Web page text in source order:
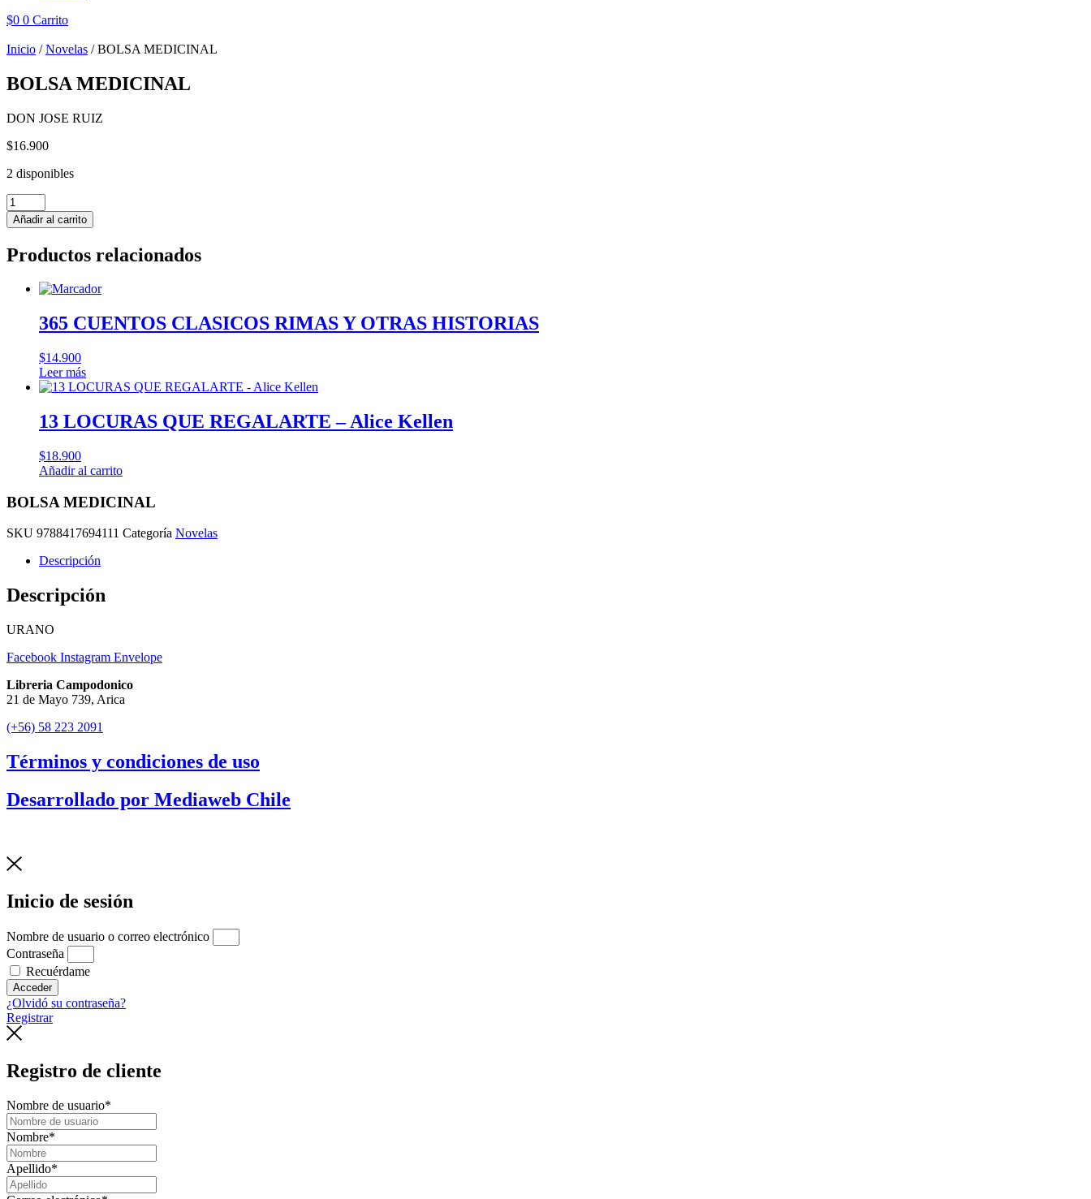
$0 0 Carrito
Inicio /Novelas / BOLSA MEDICINAL
BOLSA MEDICINAL
DON JOSE RUIZ
$16.900
2 disponibles
BOLSA
MEDICINAL
cantidad
Añadir al carrito
Productos relacionados
365 CUENTOS CLASICOS RIMAS Y OTRAS HISTORIAS
$14.900
Leer más
13 LOCURAS QUE REGALARTE – Alice Kellen
$18.900
Añadir al carrito
BOLSA MEDICINAL
SKU 9788417694111 Categoría Novelas
Descripción
Descripción
URANO
Facebook Instagram Envelope
Libreria Campodonico
21 de Mayo 739, Arica
(+56) 58 223 2091
Términos y condiciones de uso
Desarrollado por Mediaweb Chile
Inicio de sesión
Nombre de usuario o correo electrónico
Contraseña
Recuérdame
Acceder
¿Olvidó su contraseña?
Registrar
Registro de cliente
Nombre de usuario*
Nombre*
Apellido*